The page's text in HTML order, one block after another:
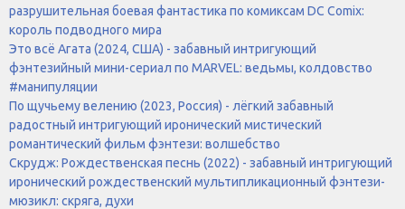
разрушительная боевая фантастика по комиксам DC Comix:
король подводного мира
Это всё Агата (2024, США) - забавный интригующий
фэнтезийный мини-сериал по MARVEL: ведьмы, колдовство
#манипуляции
По щучьему велению (2023, Россия) - лёгкий забавный
радостный интригующий иронический мистический
романтический фильм фэнтези: волшебство
Скрудж: Рождественская песнь (2022) - забавный интригующий
иронический рождественский мультипликационный фэнтези-
мюзикл: скряга, духи